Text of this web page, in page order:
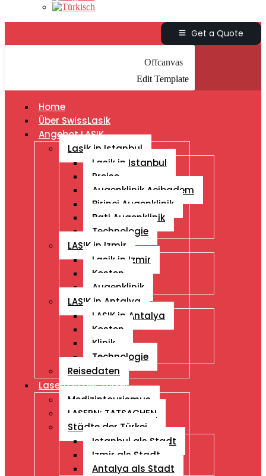
Get a Quote
Offcanvas
Edit Template
Home
Über SwissLasik
Angebot LASIK
Lasik in Istanbul
Lasik in Istanbul
Preise
Augenklinik Acibadem
Birinci Augenklinik
Bati Augenklinik
Technologie
LASIK in Izmir
Lasik in Izmir
Kosten
Augenklinik
LASIK in Antalya
LASIK in Antalya
Kosten
Klinik
Technologie
Reisedaten
Lasern in der Türkei
Medizintourismus
LASERN: TATSACHEN
Städte der Türkei
Istanbul als Stadt
Izmir als Stadt
Antalya als Stadt